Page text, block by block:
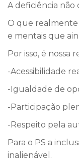
A deficiência
O que realmente
e mentais que
Por isso, é nossa
-Acessibilidade
-Igualdade de
-Participação
-Respeito pela
Para o PS a
inalienável.